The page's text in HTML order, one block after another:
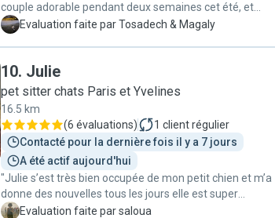
couple adorable pendant deux semaines cet été, et
nous ne pouvions pas rêver mieux. Ce sont clairement
sentir comme à la maison. Nous avons reçu des
nouvelles et des photos très régulièrement, ce qui nous
a permis de voyager l'esprit tranquille. Nous avons aussi
eu quelques imprévus de notre côté : une arrivée
tardive (nous venions du Luxembourg en voiture avant
de prendre l'avion) et une récupération un jour plus tôt
que prévu, en soirée. Ils ont fait preuve d'une grande
compréhension et gentillesse malgré la gêne
occasionnée. Un accueil chaleureux et bienveillant, on
recommande sans hésiter !"
T Evaluation faite par Tosadech & Magaly
10. Julie
pet sitter chats Paris et Yvelines
16.5 km
(6 évaluations) 1 client régulier
Contacté pour la dernière fois il y a 7 jours
A été actif aujourd'hui
"Julie s’est très bien occupée de mon petit chien et m’a
donne des nouvelles tous les jours elle est super
arrangeante et sympa, je la recommande les yeux
S Evaluation faite par saloua